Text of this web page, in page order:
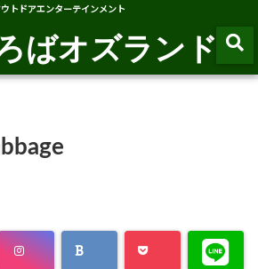
ウトドアエンターテインメント
ばオズランド